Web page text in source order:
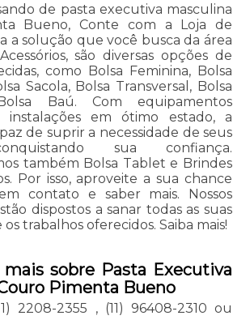
de pasta executiva masculina
Bueno, Conte com a Loja de
a solução que você busca da área
são diversas opções de
como Bolsa Feminina, Bolsa
Sacola, Bolsa Transversal, Bolsa
Baú. Com equipamentos
instalações em ótimo estado, a
de suprir a necessidade de seus
sua confiança.
também Bolsa Tablet e Brindes
Por isso, aproveite a sua chance
contato e saber mais. Nossos
dispostos a sanar todas as suas
trabalhos oferecidos. Saiba mais!
mais sobre Pasta Executiva
Pimenta Bueno
2208-2355 , (11) 96408-2310 ou